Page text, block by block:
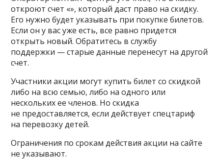
откроют счет «», который даст право на скидку.
Его нужно будет указывать при покупке билетов.
Если он у вас уже есть, все равно придется
открыть новый. Обратитесь в службу
поддержки — старые данные перенесут на другой
счет.
Участники акции могут купить билет со скидкой
либо на всю семью, либо на одного или
нескольких ее членов. Но скидка
не предоставляется, если действует спецтариф
на перевозку детей.
Ограничения по срокам действия акции на сайте
не указывают.